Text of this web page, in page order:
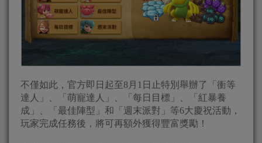
不僅如此，官方即日起至8月1日止特別舉辦了「衝等
達人」、「萌寵達人」、「每日目標」、「紅暴養
成」、「最佳陣型」和「週末派對」等6大慶祝活動，
玩家完成任務後，將可再額外獲得豐富獎勵！